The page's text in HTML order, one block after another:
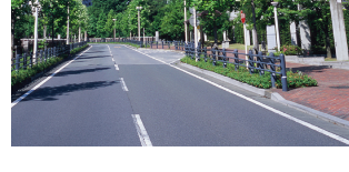
を
探
購入向け
住宅ロー
売却向け
サービス
周辺相場
検索